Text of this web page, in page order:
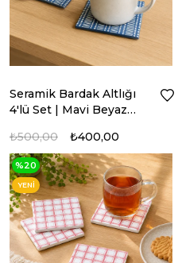
Seramik Bardak Altlığı
4'lü Set | Mavi Beyaz
Altlığı
₺400,00
₺500,00
%20
YENI
ÜRÜN